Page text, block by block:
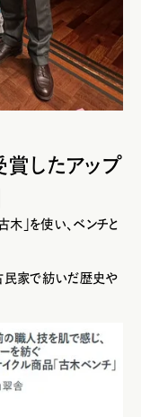
賞したアップ
」を使い、ベンチと
民家で紡いだ歴史や